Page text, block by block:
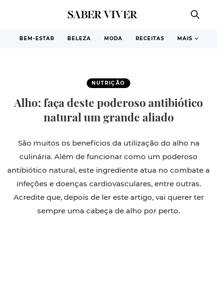
BEM-ESTAR BELEZA MODA RECEITAS MAIS
NUTRIÇÃO
Alho: faça deste poderoso antibiótico
natural um grande aliado
São muitos os benefícios da utilização do alho na
culinária. Além de funcionar como um poderoso
antibiótico natural, este ingrediente atua no combate a
infeções e doenças cardiovasculares, entre outras.
Acredite que, depois de ler este artigo, vai querer ter
sempre uma cabeça de alho por perto.